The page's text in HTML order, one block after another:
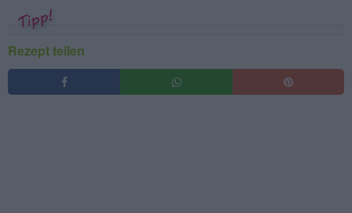
Rezept teilen